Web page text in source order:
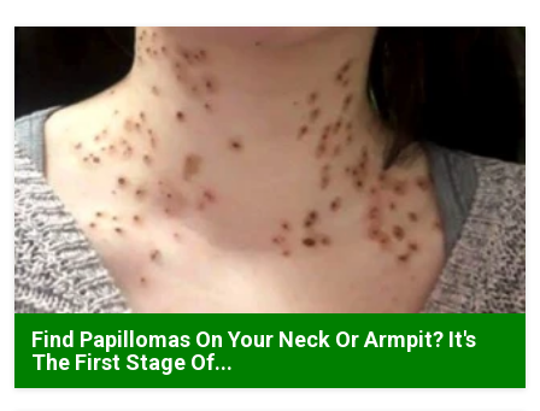
Find Papillomas On Your Neck Or Armpit? It's
The First Stage Of...